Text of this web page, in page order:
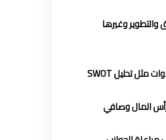
والتطوير وغيرها
يجب تقييم المخاطر المحتملة المرتبطة بالمشروع. تشمل المخاطر المالية والتجارية والتقنية والقانونية والسوقية. يمكن تحليل المخاطر باستخدام أدوات مثل تحليل SWOT
المال وصافي